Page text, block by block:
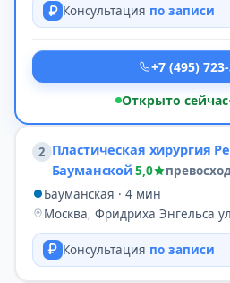
Консультация по записи
+7 (495)
Открыто сейчас
2 Пластическая хирургия
Бауманской5,0
Бауманская · 4 мин
Москва, Фридриха Энгельса
Консультация по записи